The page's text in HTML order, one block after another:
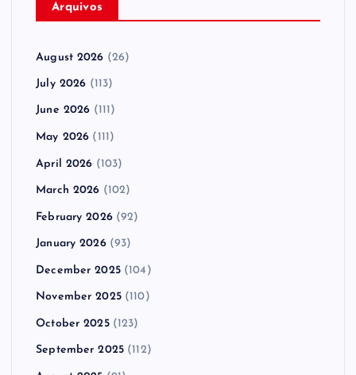
Arquivos
August 2026 (26)
July 2026 (113)
June 2026 (111)
May 2026 (111)
April 2026 (103)
March 2026 (102)
February 2026(92)
January 2026(93)
December 2025(104)
November 2025(110)
October 2025(123)
September 2025 (112)